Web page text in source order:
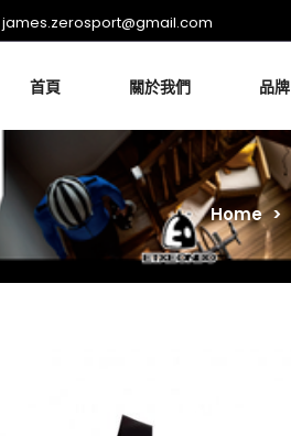
james.zerosport@gmail.com
首頁 關於我們 品牌
Home >